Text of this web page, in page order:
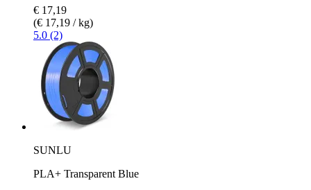
€ 17,19
(€ 17,19 / kg)
5.0 (2)
SUNLU
PLA+ Transparent Blue